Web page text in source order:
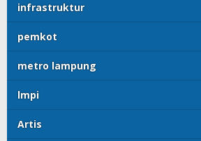
infrastruktur
pemkot
metro lampung
lmpi
Artis